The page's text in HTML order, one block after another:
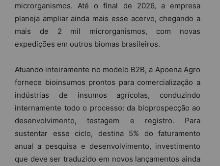
microrganismos. Até o final de 2026, a empresa
planeja ampliar ainda mais esse acervo, chegando a
mais de 2 mil microrganismos, com novas
expedições em outros biomas brasileiros.
Atuando inteiramente no modelo B2B, a Apoena Agro
fornece bioinsumos prontos para comercialização a
indústrias de insumos agrícolas, conduzindo
internamente todo o processo: da bioprospecção ao
desenvolvimento, testagem e registro. Para
sustentar esse ciclo, destina 5% do faturamento
anual a pesquisa e desenvolvimento, investimento
que deve ser traduzido em novos lançamentos ainda